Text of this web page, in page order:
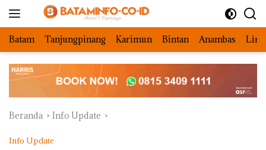
Batam Tanjungpinang Karimun Bintan Anambas
Beranda Info Update
Info Update